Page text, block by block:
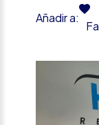
Añadir a: